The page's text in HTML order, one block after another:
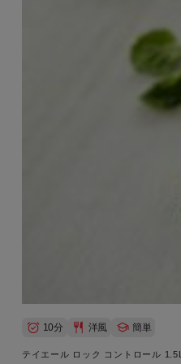
10分 洋風 簡単
テイエール ロック コントロール 1.5L